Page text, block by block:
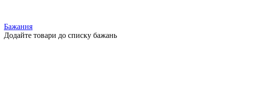
Бажання
Додайте товари до списку бажань